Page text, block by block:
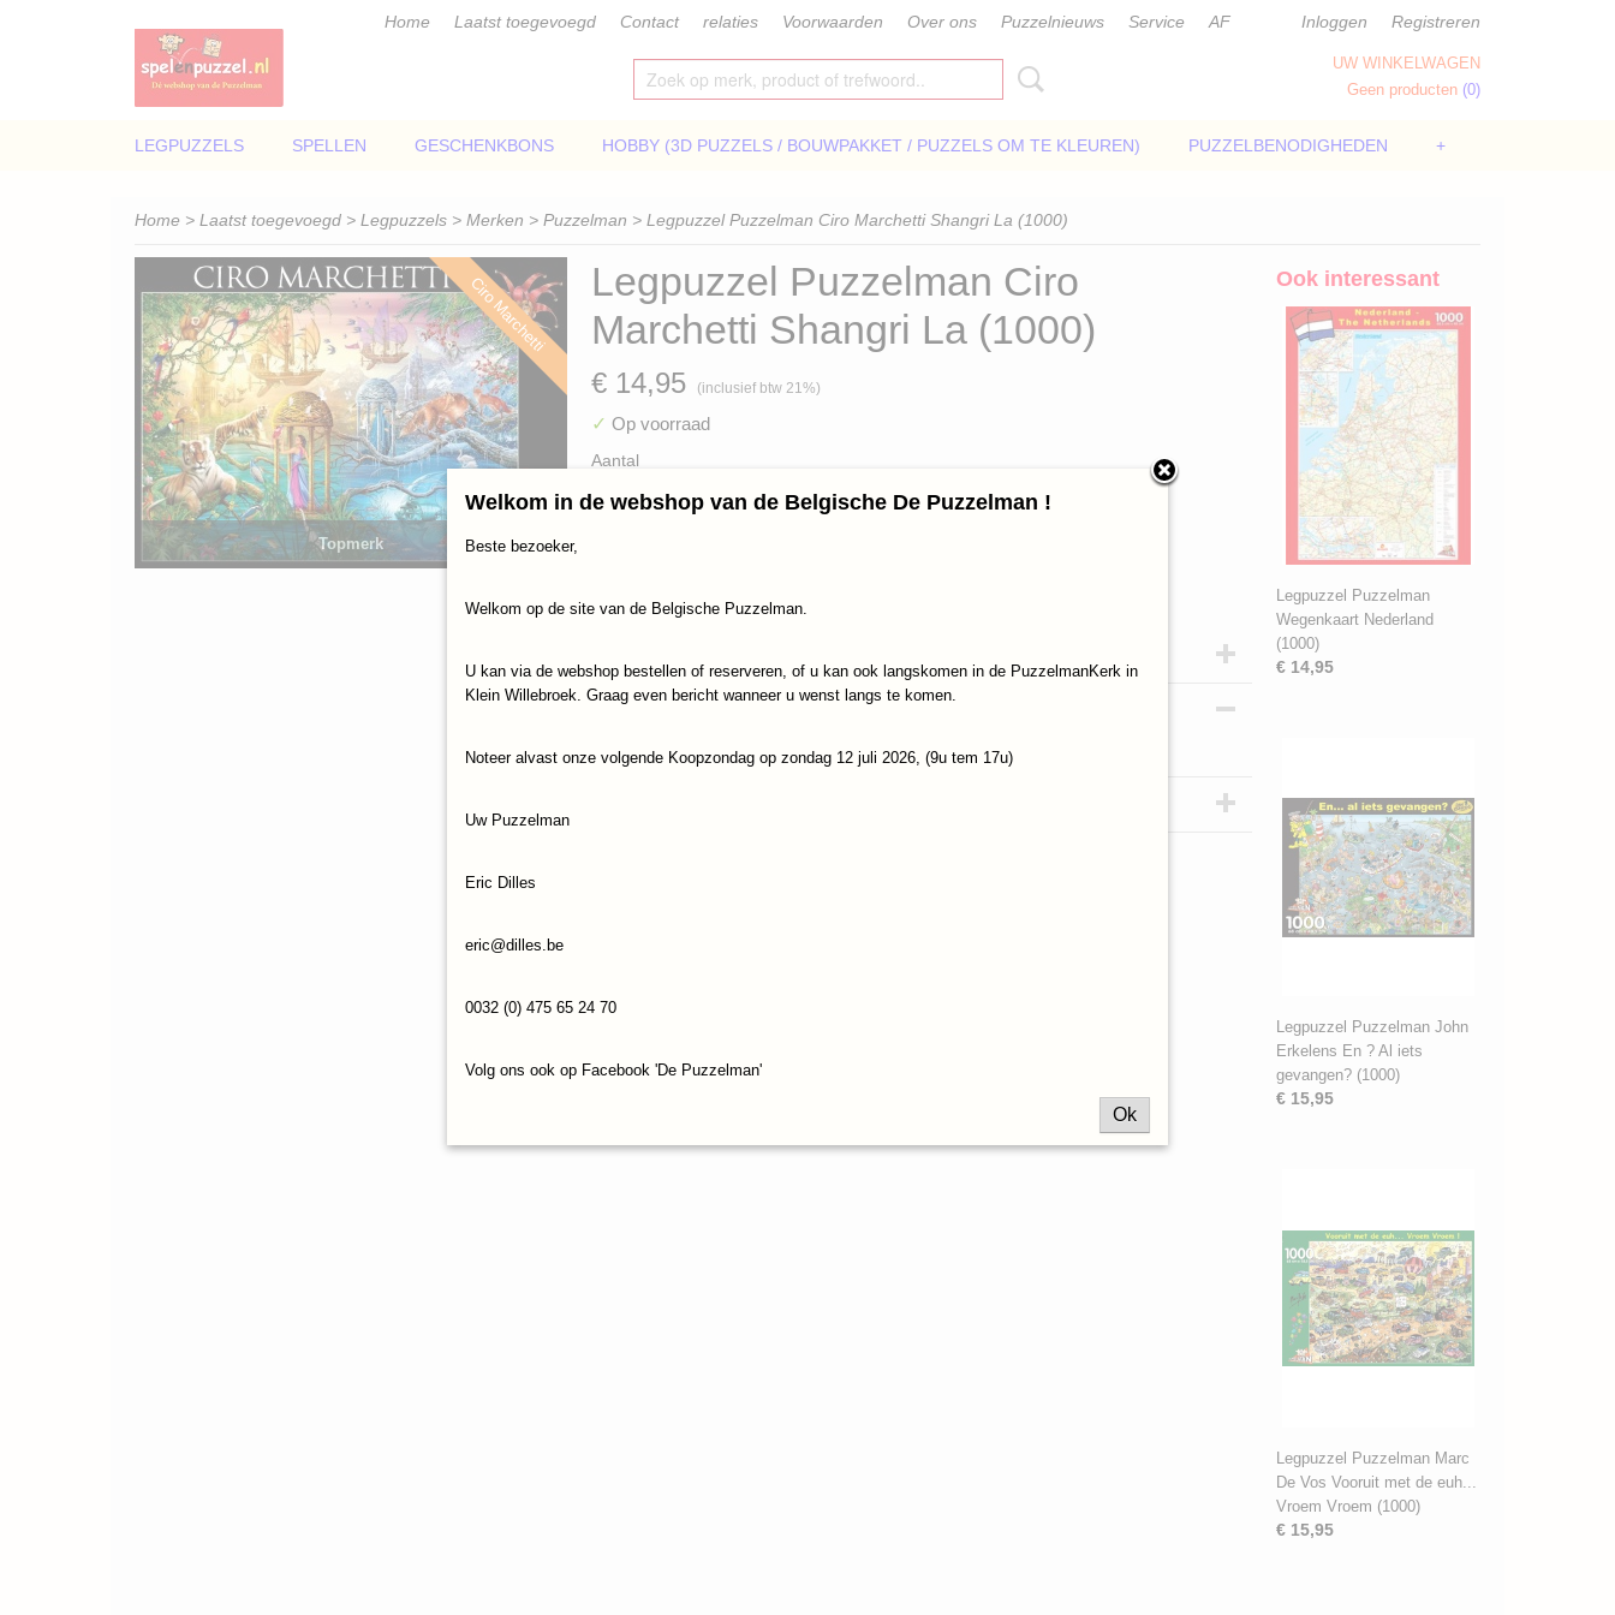
Home Laatst toegevoegd Contact relaties Voorwaarden Over ons Puzzelnieuws Service AF Inloggen Registreren
UW WINKELWAGEN
Geen producten (0)
LEGPUZZELS SPELLEN GESCHENKBONS HOBBY (3D PUZZELS / BOUWPAKKET / PUZZELS OM TE KLEUREN) PUZZELBENODIGHEDEN +
Home > Laatst toegevoegd > Legpuzzels > Merken > Puzzelman > Legpuzzel Puzzelman Ciro Marchetti Shangri La (1000)
Topmerk
Ciro Marchetti
Legpuzzel Puzzelman Ciro
Marchetti Shangri La (1000)
€ 14,95 (inclusief btw 21%)
✓ Op voorraad
Aantal
Productcode
PUZ-867
Omschrijving
Puzzelman Legpuzzel Ciro Marchetti Shangri La (1000)
Ook interessant
Legpuzzel Puzzelman
Wegenkaart Nederland
(1000)
€ 14,95
Legpuzzel Puzzelman John
Erkelens En ? Al iets
gevangen? (1000)
€ 15,95
Legpuzzel Puzzelman Marc
De Vos Vooruit met de euh...
Vroem Vroem (1000)
€ 15,95
Welkom in de webshop van de Belgische De Puzzelman !
Beste bezoeker,
Welkom op de site van de Belgische Puzzelman.
U kan via de webshop bestellen of reserveren, of u kan ook langskomen in de PuzzelmanKerk in
Klein Willebroek. Graag even bericht wanneer u wenst langs te komen.
Noteer alvast onze volgende Koopzondag op zondag 12 juli 2026, (9u tem 17u)
Uw Puzzelman
Eric Dilles
eric@dilles.be
0032 (0) 475 65 24 70
Volg ons ook op Facebook 'De Puzzelman'
Ok